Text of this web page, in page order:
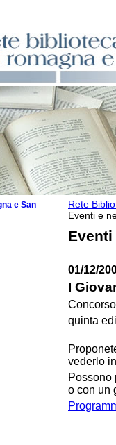
Rete
Eventi e
Eventi
01/12/
I
quinta
vederlo
Possono
o con un
e San